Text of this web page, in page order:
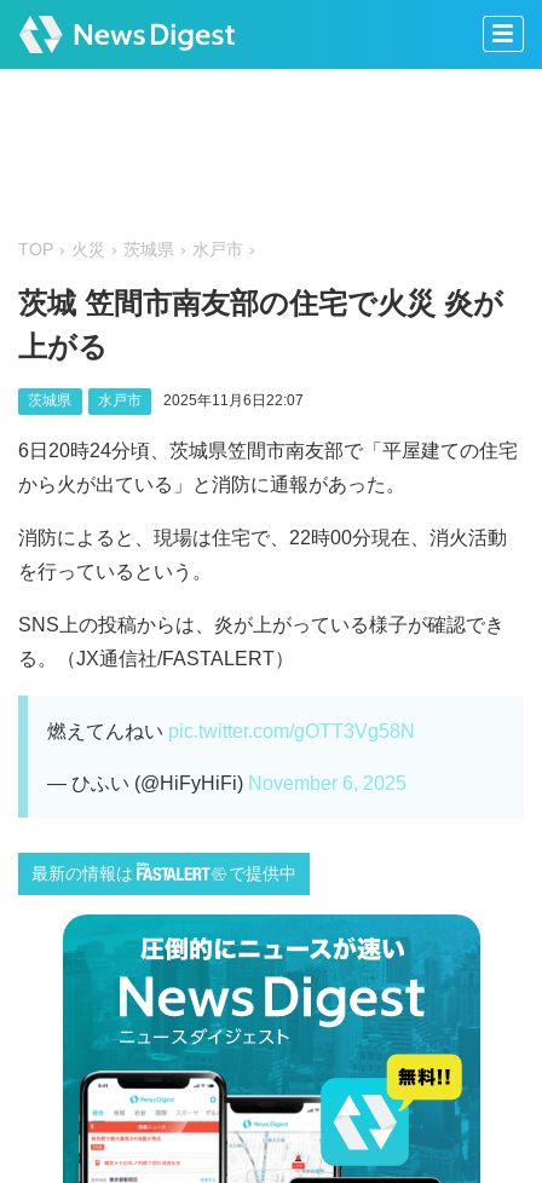
TOP 火災 茨城県 水戸市
茨城 笠間市南友部の住宅で火災 炎が
上がる
茨城県 水戸市 2025年11月6日22:07
6日20時24分頃、茨城県笠間市南友部で「平屋建ての住宅
から火が出ている」と消防に通報があった。
消防によると、現場は住宅で、22時00分現在、消火活動
を行っているという。
SNS上の投稿からは、炎が上がっている様子が確認でき
る。（JX通信社/FASTALERT）
燃えてんねい pic.twitter.com/gOTT3Vg58N
— ひふい (@HiFyHiFi) November 6, 2025
最新の情報は で提供中